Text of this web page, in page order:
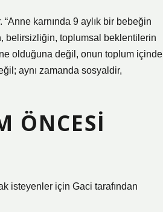
karnında 9 aylık bir bebeğin
belirsizliğin, toplumsal beklentilerin
olduğuna değil, onun toplum içinde
aynı zamanda sosyaldir,
ÖNCESI
isteyenler için Gaci tarafından